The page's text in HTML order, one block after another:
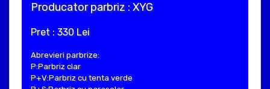
Producator parbriz : XYG
Pret : 330 Lei
Abrevieri parbrize:
P:Parbriz clar
P+V:Parbriz cu tenta verde